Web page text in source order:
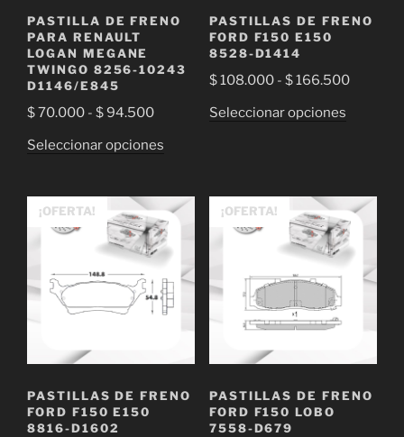
PASTILLA DE FRENO
PARA RENAULT
LOGAN MEGANE
TWINGO 8256-10243
D1146/E845
$70.000 - $94.500Rango
precios:
$ 70.000
hasta
$ 94.500
Seleccionar opciones
múltiples
variantes.
Las
opciones
se
pueden
en
página
PASTILLAS DE FRENO
FORD F150 E150
8528-D1414
$108.000 - $166.500Rango
$
Seleccionar opcionesEste
Las
opciones
se
pueden
de
¡OFERTA!
PASTILLAS DE FRENO
FORD F150 E150
8816-D1602
¡OFERTA!
PASTILLAS DE FRENO
FORD F150 LOBO
7558-D679